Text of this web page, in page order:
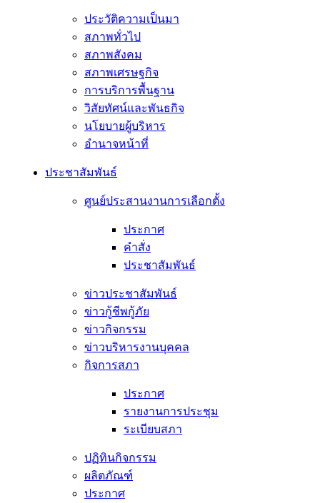
ประวัติความเป็นมา
สภาพทั่วไป
สภาพสังคม
สภาพเศรษฐกิจ
การบริการพื้นฐาน
วิสัยทัศน์และพันธกิจ
นโยบายผู้บริหาร
อํานาจหน้าที่
ประชาสัมพันธ์
ศูนย์ประสานงานการเลือกตั้ง
ประกาศ
คำสั่ง
ประชาสัมพันธ์
ข่าวประชาสัมพันธ์
ข่าวกู้ชีพกู้ภัย
ข่าวกิจกรรม
ข่าวบริหารงานบุคคล
กิจการสภา
ประกาศ
รายงานการประชุม
ระเบียบสภา
ปฏิทินกิจกรรม
ผลิตภัณฑ์
ประกาศ